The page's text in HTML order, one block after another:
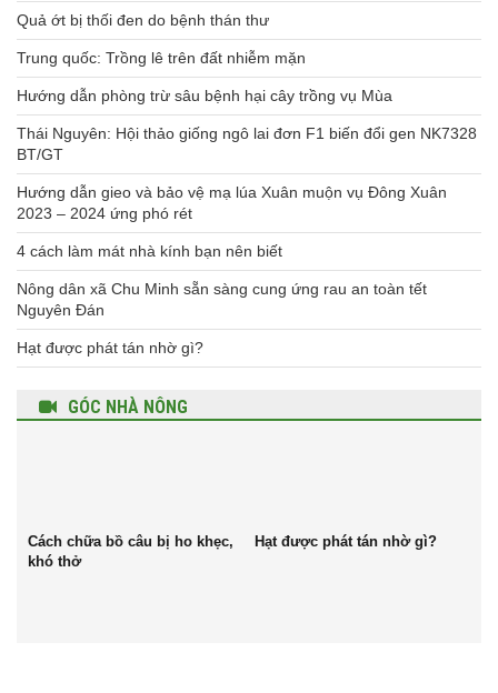
Quả ớt bị thối đen do bệnh thán thư
Trung quốc: Trồng lê trên đất nhiễm mặn
Hướng dẫn phòng trừ sâu bệnh hại cây trồng vụ Mùa
Thái Nguyên: Hội thảo giống ngô lai đơn F1 biến đổi gen NK7328
BT/GT
Hướng dẫn gieo và bảo vệ mạ lúa Xuân muộn vụ Đông Xuân
2023 – 2024 ứng phó rét
4 cách làm mát nhà kính bạn nên biết
Nông dân xã Chu Minh sẵn sàng cung ứng rau an toàn tết
Nguyên Đán
Hạt được phát tán nhờ gì?
GÓC NHÀ NÔNG
Cách chữa bồ câu bị ho khẹc,
khó thở
Hạt được phát tán nhờ gì?